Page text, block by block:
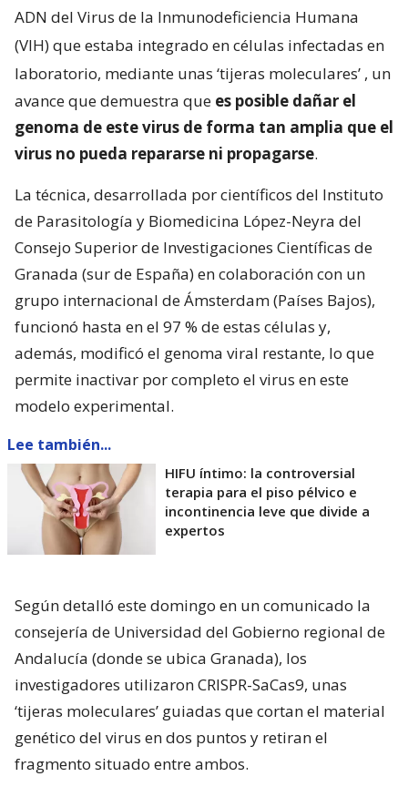
ADN del Virus de la Inmunodeficiencia Humana
(VIH) que estaba integrado en células infectadas en
laboratorio, mediante unas ‘tijeras moleculares’ , un
avance que demuestra que es posible dañar el
genoma de este virus de forma tan amplia que el
virus no pueda repararse ni propagarse.
La técnica, desarrollada por científicos del Instituto
de Parasitología y Biomedicina López-Neyra del
Consejo Superior de Investigaciones Científicas de
Granada (sur de España) en colaboración con un
grupo internacional de Ámsterdam (Países Bajos),
funcionó hasta en el 97 % de estas células y,
además, modificó el genoma viral restante, lo que
permite inactivar por completo el virus en este
modelo experimental.
Lee también...
HIFU íntimo: la controversial
terapia para el piso pélvico e
incontinencia leve que divide a
expertos
Según detalló este domingo en un comunicado la
consejería de Universidad del Gobierno regional de
Andalucía (donde se ubica Granada), los
investigadores utilizaron CRISPR-SaCas9, unas
‘tijeras moleculares’ guiadas que cortan el material
genético del virus en dos puntos y retiran el
fragmento situado entre ambos.